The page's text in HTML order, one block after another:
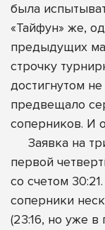
была
«Тайфун» же,
предыдущих
строчку
достигнутом
предвещало
соперников. И
Заявка на
первой
со счетом
соперники
(23:16, но уже